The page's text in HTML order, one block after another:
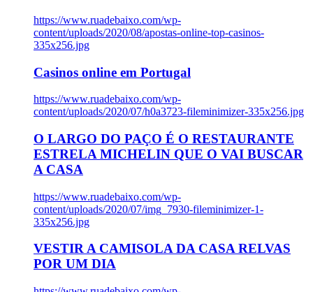
https://www.ruadebaixo.com/wp-
content/uploads/2020/08/apostas-online-top-casinos-
335x256.jpg
Casinos online em Portugal
https://www.ruadebaixo.com/wp-
content/uploads/2020/07/h0a3723-fileminimizer-335x256.jpg
O LARGO DO PAÇO É O RESTAURANTE
ESTRELA MICHELIN QUE O VAI BUSCAR
A CASA
https://www.ruadebaixo.com/wp-
content/uploads/2020/07/img_7930-fileminimizer-1-
335x256.jpg
VESTIR A CAMISOLA DA CASA RELVAS
POR UM DIA